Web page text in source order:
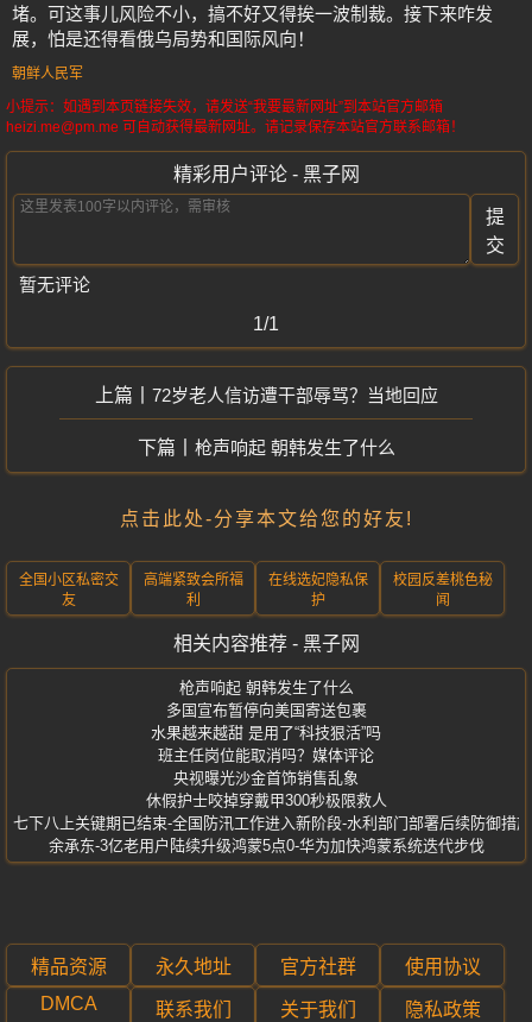
堵。可这事儿风险不小，搞不好又得挨一波制裁。接下来咋发
展，怕是还得看俄乌局势和国际风向！
朝鲜人民军
小提示：如遇到本页链接失效，请发送“我要最新网址”到本站官方邮箱
heizi.me@pm.me 可自动获得最新网址。请记录保存本站官方联系邮箱！
精彩用户评论 - 黑子网
提
交
暂无评论
1/1
72岁老人信访遭干部辱骂？当地回应
枪声响起 朝韩发生了什么
点击此处-分享本文给您的好友!
全国小区私密交
友
高端紧致会所福
利
在线选妃隐私保
护
校园反差桃色秘
闻
相关内容推荐 - 黑子网
枪声响起 朝韩发生了什么
多国宣布暂停向美国寄送包裹
水果越来越甜 是用了“科技狠活”吗
班主任岗位能取消吗？媒体评论
央视曝光沙金首饰销售乱象
休假护士咬掉穿戴甲300秒极限救人
七下八上关键期已结束-全国防汛工作进入新阶段-水利部门部署后续防御措施
余承东-3亿老用户陆续升级鸿蒙5点0-华为加快鸿蒙系统迭代步伐
精品资源 永久地址 官方社群
使用协议
DMCA
联系我们 关于我们 隐私政策